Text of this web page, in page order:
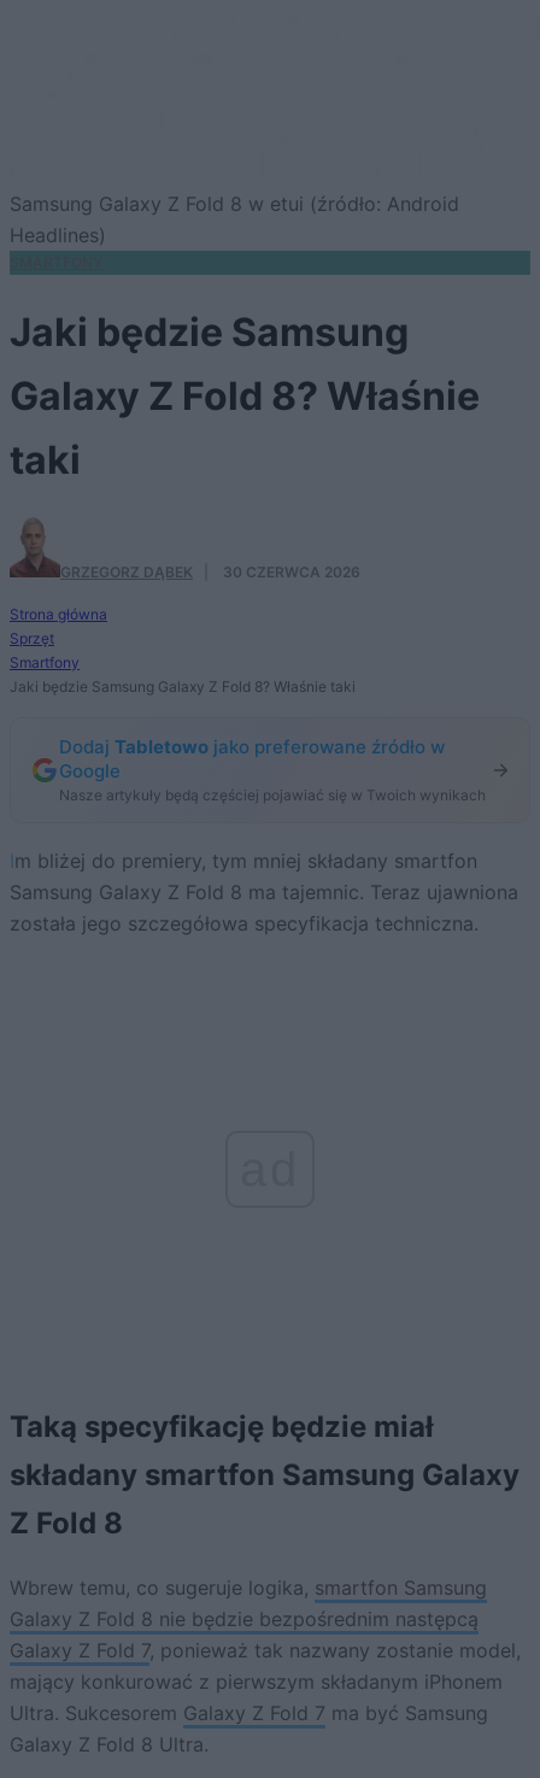
Samsung Galaxy Z Fold 8 w etui (źródło: Android
Headlines)
Jaki będzie Samsung
Galaxy Z Fold 8? Właśnie
taki
GRZEGORZ DĄBEK 30 CZERWCA 2026
Strona główna
Sprzęt
Smartfony
Jaki będzie Samsung Galaxy Z Fold 8? Właśnie taki
Dodaj Tabletowo jako preferowane źródło w
Google
Nasze artykuły będą częściej pojawiać się w Twoich wynikach
Im bliżej do premiery, tym mniej składany smartfon
Samsung Galaxy Z Fold 8 ma tajemnic. Teraz ujawniona
została jego szczegółowa specyfikacja techniczna.
Taką specyfikację będzie miał
składany smartfon Samsung Galaxy
Z Fold 8
Wbrew temu, co sugeruje logika, smartfon Samsung
Galaxy Z Fold 8 nie będzie bezpośrednim następcą
Galaxy Z Fold 7, ponieważ tak nazwany zostanie model,
mający konkurować z pierwszym składanym iPhonem
Ultra. Sukcesorem Galaxy Z Fold 7 ma być Samsung
Galaxy Z Fold 8 Ultra.